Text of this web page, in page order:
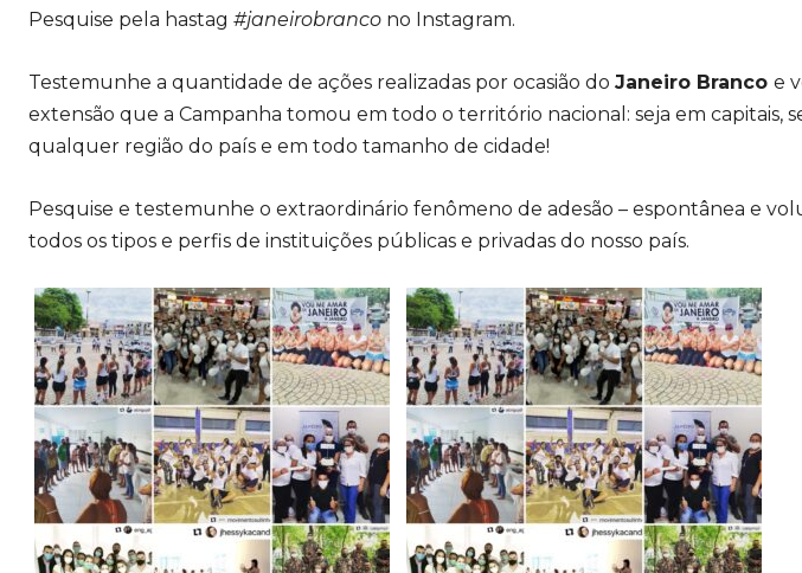
Pesquise pela hastag #janeirobranco no Instagram.
Testemunhe a quantidade de ações realizadas por ocasião do Janeiro Branco e
extensão que a Campanha tomou em todo o território nacional: seja em capitais,
qualquer região do país e em todo tamanho de cidade!
Pesquise e testemunhe o extraordinário fenômeno de adesão – espontânea e
todos os tipos e perfis de instituições públicas e privadas do nosso país.